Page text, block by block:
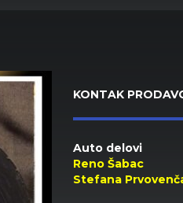
KONTAK
Auto delovi
Reno Šabac
Stefana